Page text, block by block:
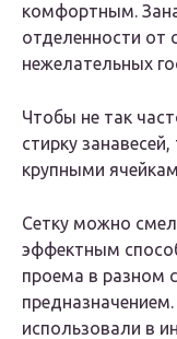
комфортным.
отделенности от
нежелательных
Чтобы не так
стирку
крупными
Сетку можно
эффектным
проема в разном
использовали в